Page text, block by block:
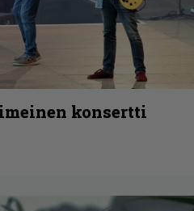
konsertti